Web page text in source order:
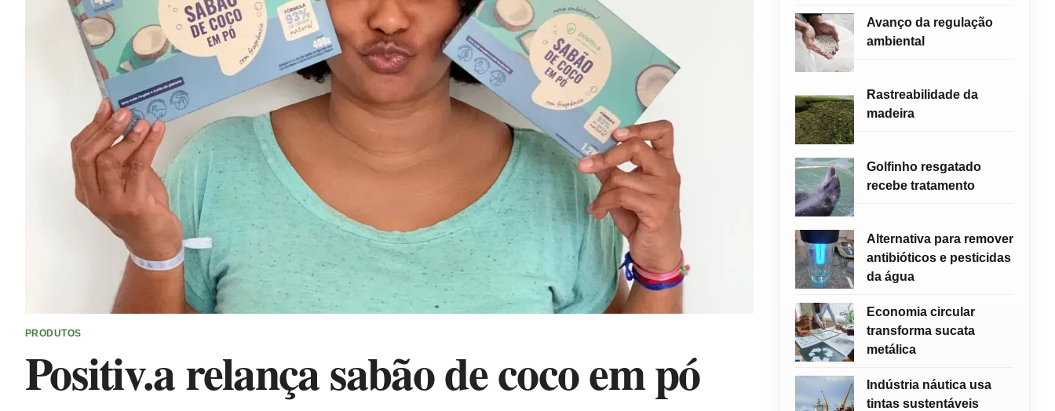
PRODUTOS
Positiv.a relança sabão de coco em pó
Avanço da regulação
ambiental
Rastreabilidade da
madeira
Golfinho resgatado
recebe tratamento
Alternativa para remover
antibióticos e pesticidas
da água
Economia circular
transforma sucata
metálica
Indústria náutica usa
tintas sustentáveis